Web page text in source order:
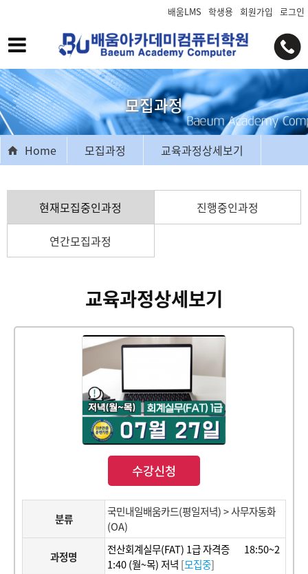
배움LMS 학생용 회원가입 로그인
모집과정
Home 모집과정 교육과정상세보기
현재모집중인과정 진행중인과정
연간모집과정
교육과정상세보기
수강신청
분류
국민내일배움카드(평일저녁) > 사무자동화
(OA)
과정명
전산회계실무(FAT) 1급 자격증 18:50~2
1:40 (월~목) 저녁 [모집중]